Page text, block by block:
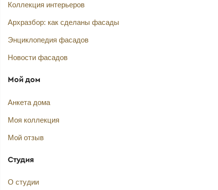
Коллекция интерьеров
Архразбор: как сделаны фасады
Энциклопедия фасадов
Новости фасадов
Мой дом
Анкета дома
Моя коллекция
Мой отзыв
Студия
О студии